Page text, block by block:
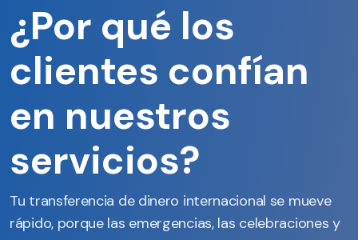
¿Por qué los
clientes confían
en nuestros
servicios?
Tu transferencia de dinero internacional se mueve
rápido, porque las emergencias, las celebraciones y